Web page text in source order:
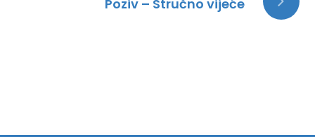
Poziv – Stručno vijeće